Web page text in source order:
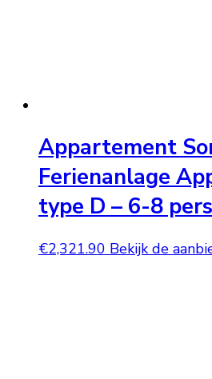
Appartement
Ferienanlage
type D – 6-8
€2,321.90 Bekijk de